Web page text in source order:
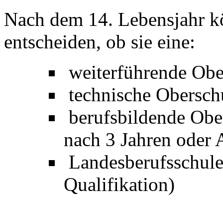
Nach dem 14. Lebensjahr
entscheiden, ob sie eine:
weiterführende
technische
berufsbildende
nach 3 Jahren oder
Qualifikation)